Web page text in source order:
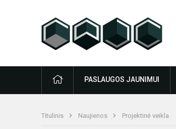
PRADŽIAPASLAUGOS JAUNIMUI
Titulinis Naujienos Projektinė veikla